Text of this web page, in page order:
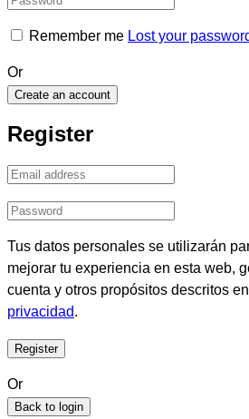
Remember me Lost your
Or
Create an account
Register
Tus datos personales se utilizarán
mejorar tu experiencia en esta web,
cuenta y otros propósitos descritos
privacidad.
Or
Back to login